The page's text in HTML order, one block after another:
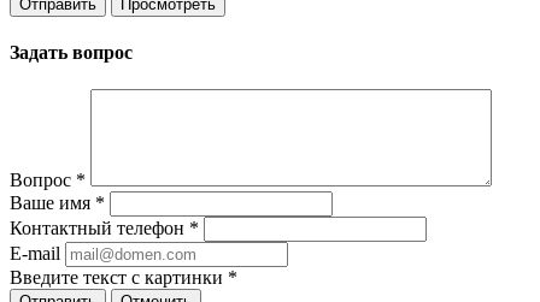
Задать вопрос
Вопрос *
Ваше имя *
Контактный телефон *
E-mail
Введите текст с картинки *